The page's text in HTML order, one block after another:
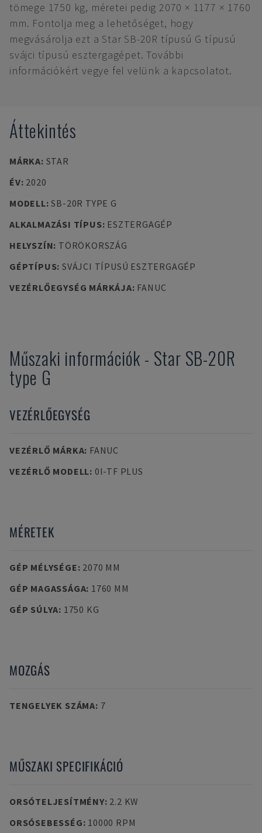
tömege 1750 kg, méretei pedig 2070 × 1177 × 1760
mm. Fontolja meg a lehetőséget, hogy
megvásárolja ezt a Star SB-20R típusú G típusú
svájci típusú esztergagépet. További
információkért vegye fel velünk a kapcsolatot.
Áttekintés
MÁRKA: STAR
ÉV: 2020
MODELL:SB-20R TYPE G
ALKALMAZÁSI TÍPUS: ESZTERGAGÉP
HELYSZÍN: TÖRÖKORSZÁG
GÉPTÍPUS: SVÁJCI TÍPUSÚ ESZTERGAGÉP
VEZÉRLŐEGYSÉG MÁRKÁJA: FANUC
Műszaki információk - Star SB-20R
type G
VEZÉRLŐEGYSÉG
VEZÉRLŐ MÁRKA: FANUC
VEZÉRLŐ MODELL: 0I-TF PLUS
MÉRETEK
GÉP MÉLYSÉGE: 2070 MM
GÉP MAGASSÁGA: 1760 MM
GÉP SÚLYA: 1750 KG
MOZGÁS
TENGELYEK SZÁMA: 7
MŰSZAKI SPECIFIKÁCIÓ
ORSÓTELJESÍTMÉNY: 2.2 KW
ORSÓSEBESSÉG: 10000 RPM